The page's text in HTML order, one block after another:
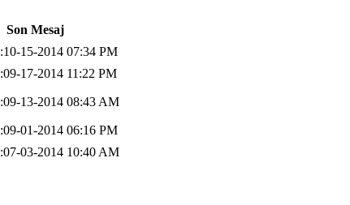
Son Mesaj
:10-15-2014 07:34 PM
:09-17-2014 11:22 PM
:09-13-2014 08:43 AM
:09-01-2014 06:16 PM
:07-03-2014 10:40 AM